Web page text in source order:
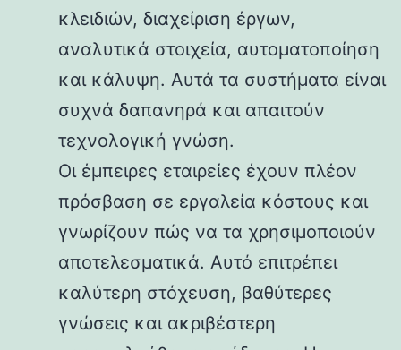
κλειδιών, διαχείριση έργων,
αναλυτικά στοιχεία, αυτοματοποίηση
και κάλυψη. Αυτά τα συστήματα είναι
συχνά δαπανηρά και απαιτούν
τεχνολογική γνώση.
Οι έμπειρες εταιρείες έχουν πλέον
πρόσβαση σε εργαλεία κόστους και
γνωρίζουν πώς να τα χρησιμοποιούν
αποτελεσματικά. Αυτό επιτρέπει
καλύτερη στόχευση, βαθύτερες
γνώσεις και ακριβέστερη